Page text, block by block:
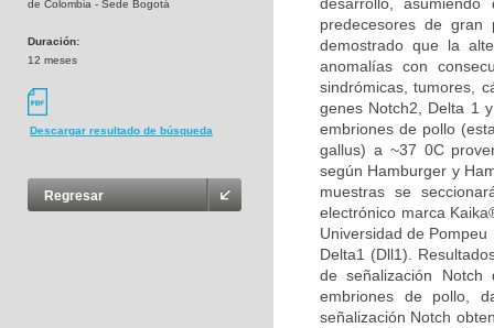
de Colombia - Sede Bogotá
Duración:
12 meses
Descargar resultado de búsqueda
Regresar
predecesores de gran
demostrado que la
anomalías con
sindrómicas, tumores,
genes Notch2, Delta 1
embriones de pollo
gallus) a ~37 0C
según Hamburger y
muestras se
electrónico marca
Universidad de
Delta1 (Dll1).
de señalización
embriones de pollo,
señalización Notch